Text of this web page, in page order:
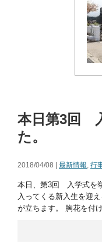
本日第3回
た。
2018/04/08 | 最新情報, 行
本日、第3回 入学式を
入ってくる新入生を迎
が立ちます。 胸花を付